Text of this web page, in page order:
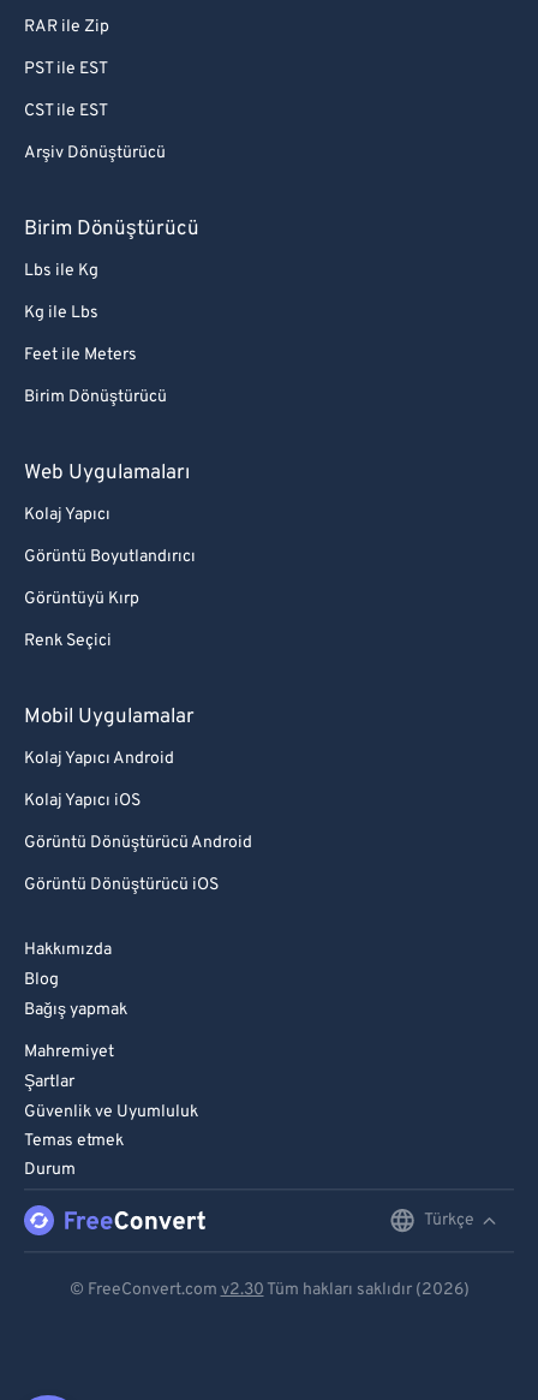
RAR ile Zip
PST ile EST
CST ile EST
Arşiv Dönüştürücü
Birim Dönüştürücü
Lbs ile Kg
Kg ile Lbs
Feet ile Meters
Birim Dönüştürücü
Web Uygulamaları
Kolaj Yapıcı
Görüntü Boyutlandırıcı
Görüntüyü Kırp
Renk Seçici
Mobil Uygulamalar
Kolaj Yapıcı Android
Kolaj Yapıcı iOS
Görüntü Dönüştürücü Android
Görüntü Dönüştürücü iOS
Hakkımızda
Blog
Bağış yapmak
Mahremiyet
Şartlar
Güvenlik ve Uyumluluk
Temas etmek
Durum
Türkçe
© FreeConvert.com v2.30 Tüm hakları saklıdır (2026)